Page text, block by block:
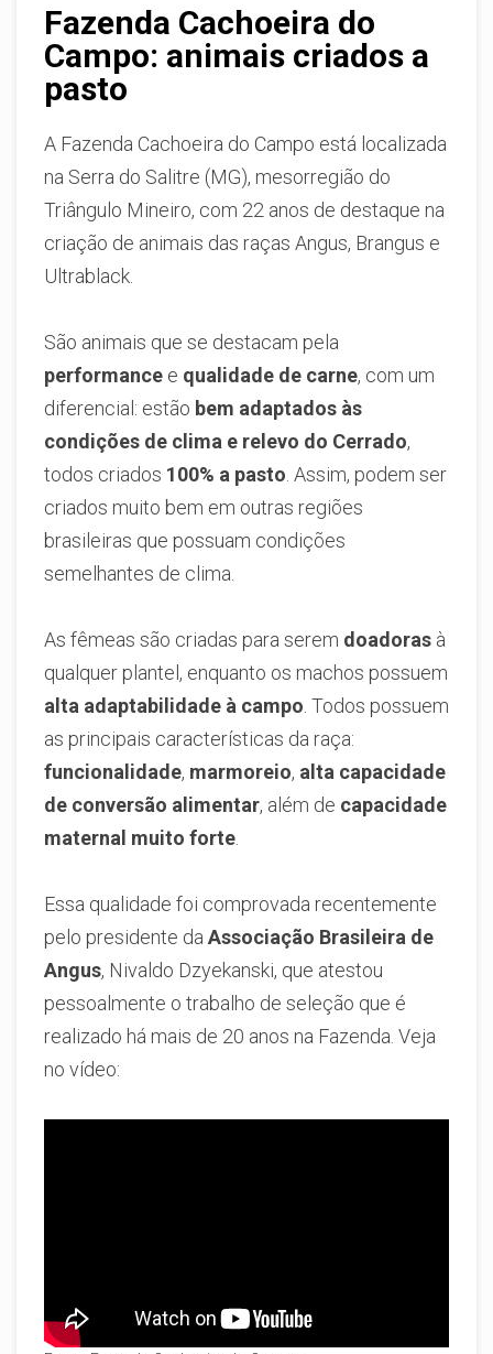
Fazenda Cachoeira do
Campo: animais criados a
pasto
A Fazenda Cachoeira do Campo está localizada
na Serra do Salitre (MG), mesorregião do
Triângulo Mineiro, com 22 anos de destaque na
criação de animais das raças Angus, Brangus e
Ultrablack.
São animais que se destacam pela
performance e qualidade de carne, com um
diferencial: estão bem adaptados às
condições de clima e relevo do Cerrado,
todos criados 100% a pasto . Assim, podem ser
criados muito bem em outras regiões
brasileiras que possuam condições
semelhantes de clima.
As fêmeas são criadas para serem doadoras à
qualquer plantel, enquanto os machos possuem
alta adaptabilidade à campo . Todos possuem
as principais características da raça:
funcionalidade, marmoreio, alta capacidade
de conversão alimentar, além de capacidade
maternal muito forte
Essa qualidade foi comprovada recentemente
pelo presidente da Associação Brasileira de
Angus, Nivaldo Dzyekanski, que atestou
pessoalmente o trabalho de seleção que é
realizado há mais de 20 anos na Fazenda. Veja
no vídeo: